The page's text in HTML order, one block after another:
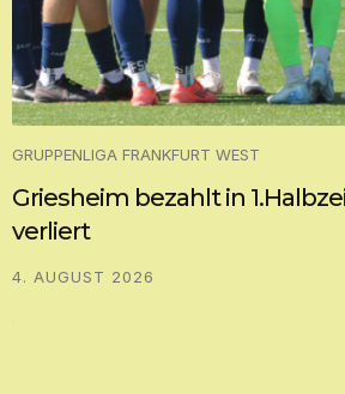
GRUPPENLIGA FRANKFURT WEST
Griesheim bezahlt in
verliert
4. AUGUST 2026